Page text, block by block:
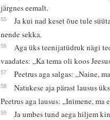
järgnes eemalt.
55
Ja kui nad keset õue tule
nende sekka.
56
Aga üks teenijatüdruk nägi
vaadates: „Ka tema oli koos
57 Peetrus aga salgas: „Naine,
58
Natukese aja pärast lausus
Peetrus aga lausus: „Inimene, ma
59
Ja umbes tund aega hiljem